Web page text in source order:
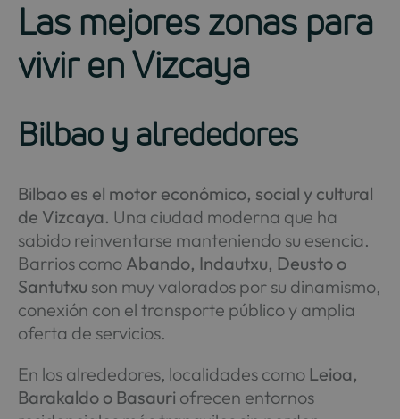
Las mejores zonas para
vivir en Vizcaya
Bilbao y alrededores
Bilbao es el motor económico, social y cultural
de Vizcaya. Una ciudad moderna que ha
sabido reinventarse manteniendo su esencia.
Barrios como Abando, Indautxu, Deusto o
Santutxu son muy valorados por su dinamismo,
conexión con el transporte público y amplia
oferta de servicios.
En los alrededores, localidades como Leioa,
Barakaldo o Basauri ofrecen entornos